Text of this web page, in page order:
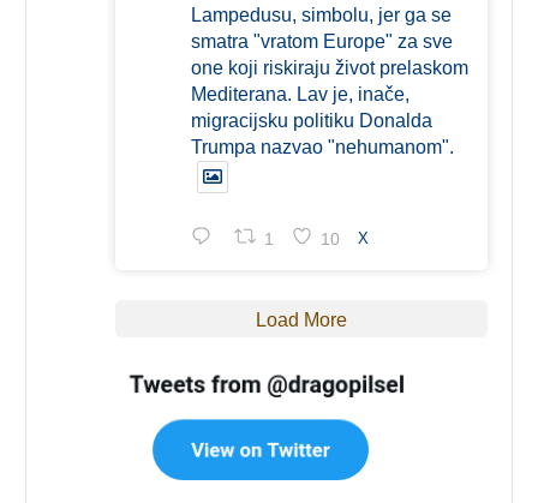
Lampedusu, simbolu, jer ga se
smatra "vratom Europe" za sve
one koji riskiraju život prelaskom
Mediterana. Lav je, inače,
migracijsku politiku Donalda
Trumpa nazvao "nehumanom".
1 10 X
Load More